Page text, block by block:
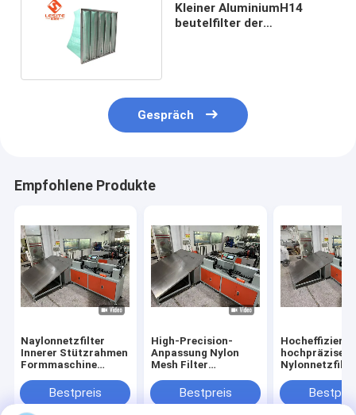
Produkte
Videos
Kleiner AluminiumH14
beutelfilter der
Gespräch
Empfohlene Produkte
Naylonnetzfilter
Innerer Stützrahmen
Formmaschine
intelligentes Formen
Bestpreis
High-Precision-
Anpassung Nylon
Mesh Filter
Formierung
Maschine
Bestpreis
hochpräzise